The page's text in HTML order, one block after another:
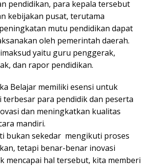
pendidikan, para kepala tersebut
kebijakan pusat, terutama
mutu pendidikan dapat
oleh pemerintah daerah.
yaitu guru penggerak,
dan rapor pendidikan.
Belajar memiliki esensi untuk
terbesar para pendidik dan peserta
dan meningkatkan kualitas
mandiri.
bukan sekedar mengikuti proses
tetapi benar-benar inovasi
mencapai hal tersebut, kita memberi